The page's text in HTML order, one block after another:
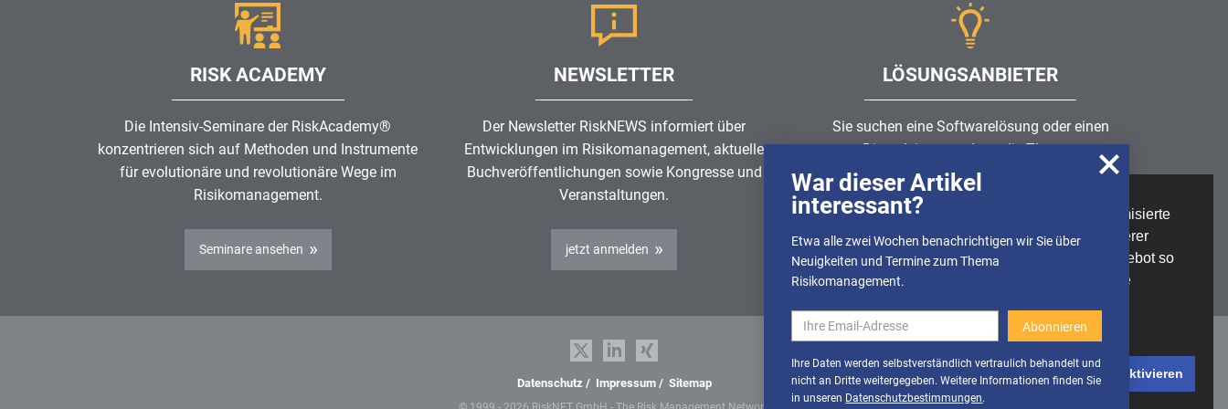
Wir nutzen Cookies, um u.A. anonymisierte
Informationen über die Nutzung unserer
Webseite zu erhalten und unser Angebot so
stetig verbessern zu können. Weitere
Datenschutzerklärung
Cookies deaktivieren Cookies aktivieren
RISK ACADEMY
Die Intensiv-Seminare der RiskAcademy®
konzentrieren sich auf Methoden und Instrumente
für evolutionäre und revolutionäre Wege im
Risikomanagement.
Seminare ansehen
NEWSLETTER
Der Newsletter RiskNEWS informiert über
Entwicklungen im Risikomanagement, aktuelle
Buchveröffentlichungen sowie Kongresse und
Veranstaltungen.
jetzt anmelden
LÖSUNGSANBIETER
Sie suchen eine Softwarelösung oder einen
Dienstleister rund um die Themen
Risikomanagement
GRC , IKS oder ISMS?
Datenschutz / Impressum/ Sitemap
War dieser Artikel
interessant?
Etwa alle zwei Wochen benachrichtigen wir Sie über
Neuigkeiten und Termine zum Thema
Risikomanagement.
Ihre Daten werden selbstverständlich vertraulich behandelt und
nicht an Dritte weitergegeben. Weitere Informationen finden Sie
in unseren Datenschutzbestimmungen.